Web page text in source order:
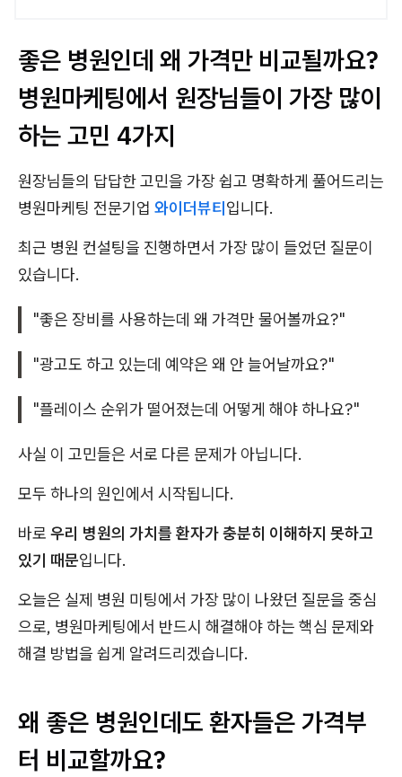
좋은 병원인데 왜 가격만 비교될까요?
병원마케팅에서 원장님들이 가장 많이
하는 고민 4가지
원장님들의 답답한 고민을 가장 쉽고 명확하게 풀어드리는
병원마케팅 전문기업 와이더뷰티입니다.
최근 병원 컨설팅을 진행하면서 가장 많이 들었던 질문이
있습니다.
"좋은 장비를 사용하는데 왜 가격만 물어볼까요?"
"광고도 하고 있는데 예약은 왜 안 늘어날까요?"
"플레이스 순위가 떨어졌는데 어떻게 해야 하나요?"
사실 이 고민들은 서로 다른 문제가 아닙니다.
모두 하나의 원인에서 시작됩니다.
바로 우리 병원의 가치를 환자가 충분히 이해하지 못하고
있기 때문입니다.
오늘은 실제 병원 미팅에서 가장 많이 나왔던 질문을 중심
으로, 병원마케팅에서 반드시 해결해야 하는 핵심 문제와
해결 방법을 쉽게 알려드리겠습니다.
왜 좋은 병원인데도 환자들은 가격부
터 비교할까요?